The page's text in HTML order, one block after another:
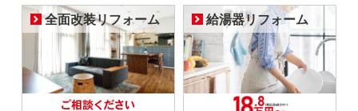
全面改装リフォーム 給湯器リフォーム